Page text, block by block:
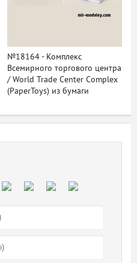
№18164 - Комплекс
Всемирного торгового центра
/ World Trade Center Complex
(PaperToys) из бумаги